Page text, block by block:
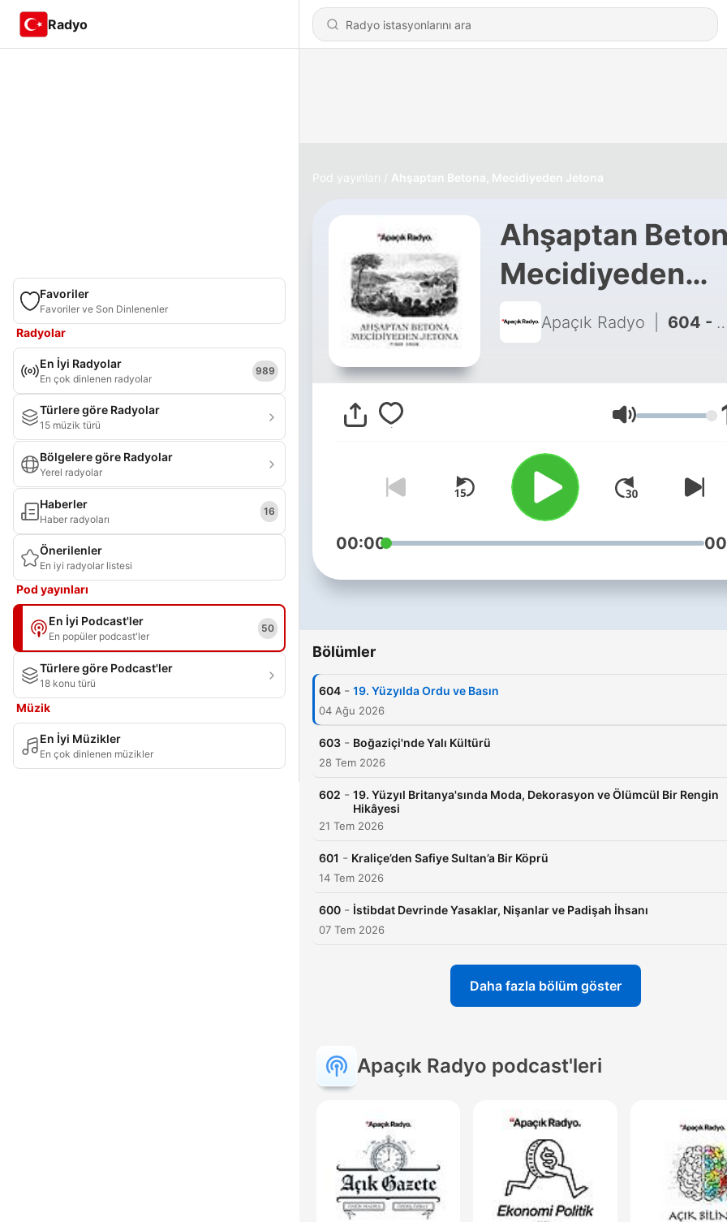
Radyo
Favoriler
Favoriler ve Son Dinlenenler
Radyolar
En İyi Radyolar
En çok dinlenen radyolar
989
Türlere göre Radyolar
15 müzik türü
Bölgelere göre Radyolar
Yerel radyolar
Haberler
Haber radyoları
16
Önerilenler
En iyi radyolar listesi
Pod yayınları
En İyi Podcast'ler
En popüler podcast'ler
50
Türlere göre Podcast'ler
18 konu türü
Müzik
En İyi Müzikler
En çok dinlenen müzikler
Pod yayınları Ahşaptan Betona, Mecidiyeden Jetona
Ahşaptan
Mecidiyeden
Jetona
Apaçık Radyo 604 - 19. Yüzyılda Ordu ve Basın
Ses
00:00
Bölümler
604 - 19. Yüzyılda Ordu ve Basın
04 Ağu 2026
603 - Boğaziçi'nde Yalı Kültürü
28 Tem 2026
602 - 19. Yüzyıl Britanya'sında Moda, Dekorasyon ve Ölümcül Bir Rengin
Hikâyesi
21 Tem 2026
601 - Kraliçe’den Safiye Sultan’a Bir Köprü
14 Tem 2026
600 - İstibdat Devrinde Yasaklar, Nişanlar ve Padişah İhsanı
07 Tem 2026
Daha fazla bölüm göster
Apaçık Radyo podcast'leri